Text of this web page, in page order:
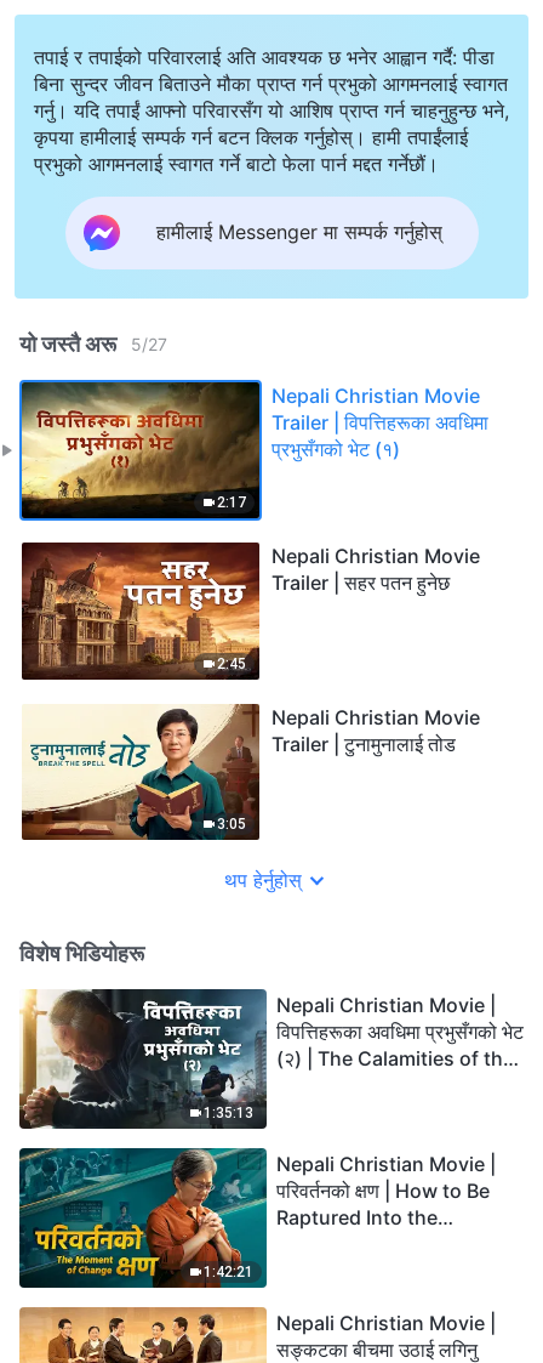
तपाई र तपाईको परिवारलाई अति आवश्यक छ भनेर आह्वान गर्दै: पीडा
बिना सुन्दर जीवन बिताउने मौका प्राप्त गर्न प्रभुको आगमनलाई स्वागत
गर्नु। यदि तपाईं आफ्नो परिवारसँग यो आशिष प्राप्त गर्न चाहनुहुन्छ भने,
कृपया हामीलाई सम्पर्क गर्न बटन क्लिक गर्नुहोस्। हामी तपाईंलाई
प्रभुको आगमनलाई स्वागत गर्ने बाटो फेला पार्न मद्दत गर्नेछौं।
हामीलाई Messenger मा सम्पर्क गर्नुहोस्
यो जस्तै अरू 5/27
2:17
Nepali Christian Movie
Trailer | विपत्तिहरूका अवधिमा
प्रभुसँगको भेट (१)
2:45
Nepali Christian Movie
Trailer | सहर पतन हुनेछ
3:05
Nepali Christian Movie
Trailer | टुनामुनालाई तोड
थप हेर्नुहोस्
विशेष भिडियोहरू
1:35:13
Nepali Christian Movie |
विपत्तिहरूका अवधिमा प्रभुसँगको भेट
(२) | The Calamities of the
1:42:21
Nepali Christian Movie |
परिवर्तनको क्षण | How to Be
Raptured Into the
Nepali Christian Movie |
सङ्कटका बीचमा उठाई लगिनु